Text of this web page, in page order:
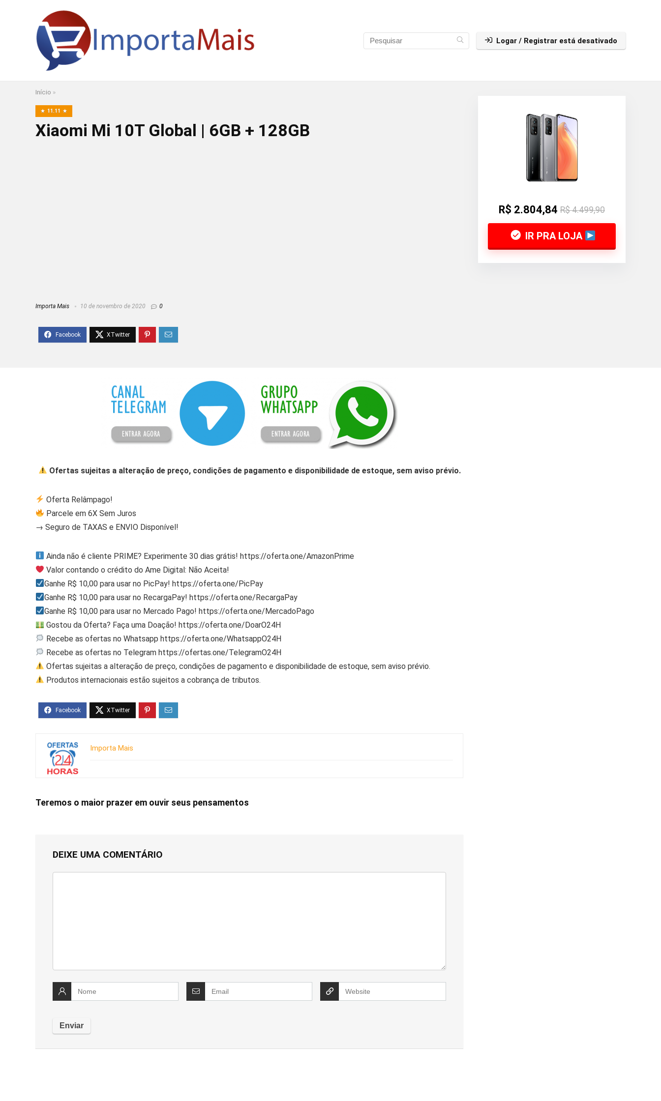
Logar / Registrar está desativado
Início »
11.11
Xiaomi Mi 10T Global | 6GB + 128GB
R$ 2.804,84 R$ 4.499,90
IR PRA LOJA
Importa Mais 10 de novembro de 2020 0
Ofertas sujeitas a alteração de preço, condições de pagamento e disponibilidade de estoque, sem aviso prévio.
Oferta Relâmpago!
Parcele em 6X Sem Juros
→ Seguro de TAXAS e ENVIO Disponível!
Ainda não é cliente PRIME? Experimente 30 dias grátis! https://oferta.one/AmazonPrime
Valor contando o crédito do Ame Digital: Não Aceita!
Ganhe R$ 10,00 para usar no PicPay! https://oferta.one/PicPay
Ganhe R$ 10,00 para usar no RecargaPay! https://oferta.one/RecargaPay
Ganhe R$ 10,00 para usar no Mercado Pago! https://oferta.one/MercadoPago
Gostou da Oferta? Faça uma Doação! https://oferta.one/DoarO24H
Recebe as ofertas no Whatsapp https://oferta.one/WhatsappO24H
Recebe as ofertas no Telegram https://ofertas.one/TelegramO24H
Ofertas sujeitas a alteração de preço, condições de pagamento e disponibilidade de estoque, sem aviso prévio.
Produtos internacionais estão sujeitos a cobrança de tributos.
Importa Mais
Teremos o maior prazer em ouvir seus pensamentos
DEIXE UMA COMENTÁRIO